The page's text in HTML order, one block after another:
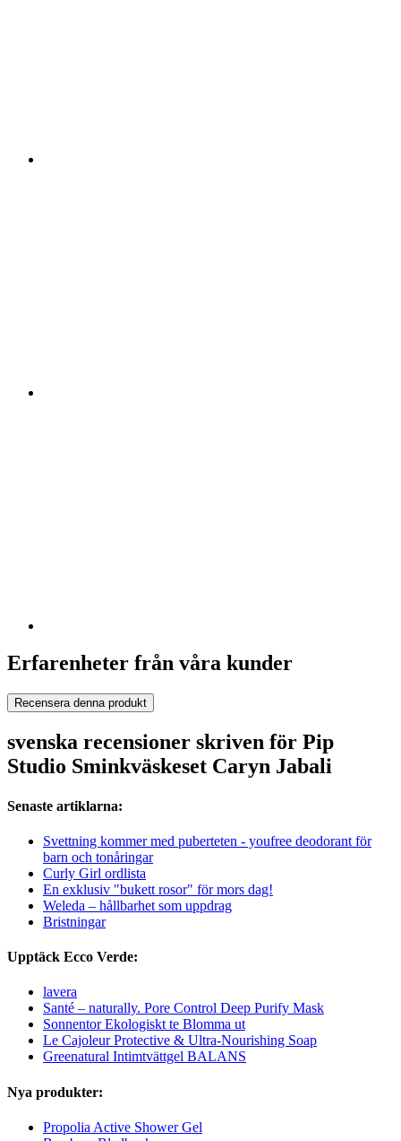
Erfarenheter från våra kunder
Recensera denna produkt
svenska recensioner skriven för Pip
Studio Sminkväskeset Caryn Jabali
Senaste artiklarna:
Svettning kommer med puberteten - youfree deodorant för
barn och tonåringar
Curly Girl ordlista
En exklusiv "bukett rosor" för mors dag!
Weleda – hållbarhet som uppdrag
Bristningar
Upptäck Ecco Verde:
lavera
Santé – naturally. Pore Control Deep Purify Mask
Sonnentor Ekologiskt te Blomma ut
Le Cajoleur Protective & Ultra-Nourishing Soap
Greenatural Intimtvättgel BALANS
Nya produkter:
Propolia Active Shower Gel